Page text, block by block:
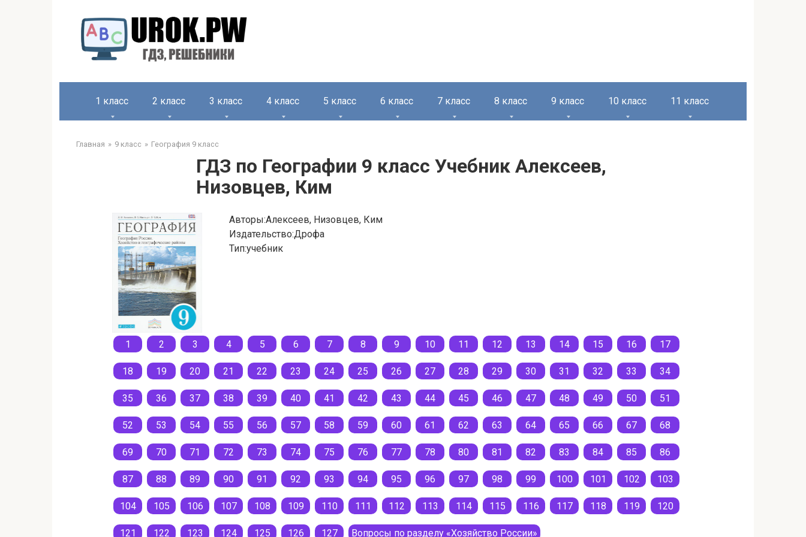
1 класс 2 класс 3 класс 4 класс 5 класс 6 класс 7 класс 8 класс 9 класс 10 класс 11 класс
Главная 9 класс География 9 класс
ГДЗ по Географии 9 класс Учебник Алексеев,
Низовцев, Ким
Авторы:Алексеев, Низовцев, Ким
Издательство:Дрофа
Тип:учебник
1 2 3 4 5 6 7 8 9 10 11 12 13 14 15 16 17
18 19 20 21 22 23 24 25 26 27 28 29 30 31 32 33 34
35 36 37 38 39 40 41 42 43 44 45 46 47 48 49 50 51
52 53 54 55 56 57 58 59 60 61 62 63 64 65 66 67 68
69 70 71 72 73 74 75 76 77 78 80 81 82 83 84 85 86
87 88 89 90 91 92 93 94 95 96 97 98 99 100 101 102 103
104 105 106 107 108 109 110 111 112 113 114 115 116 117 118 119 120
121 122 123 124 125 126 127 Вопросы по разделу «Хозяйство России»